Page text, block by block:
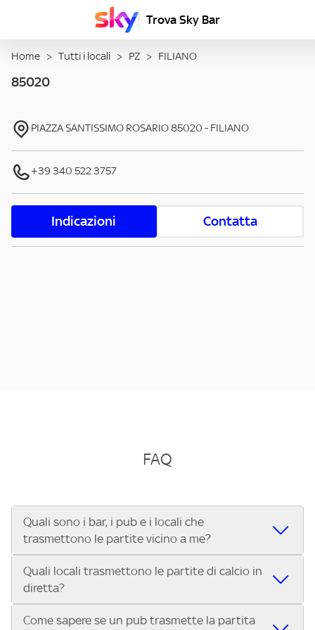
Trova Sky Bar
Home > Tutti i locali > PZ > FILIANO
85020
PIAZZA SANTISSIMO ROSARIO85020 - FILIANO
+39 340 522 3757
Indicazioni Contatta
FAQ
Quali sono i bar, i pub e i locali che
trasmettono le partite vicino a me?
Se cerchi un bar, pub, ristorante o locale vicino a te per
vedere le partite di Serie A ENILIVE, la Serie C Sky Wifi, la
UEFA Champions League, la UEFA Europa League, la UEFA
Conference League, il Tennis, la Formula 1®, la MotoGP™ e
Quali locali trasmettono le partite di calcio in
diretta?
Vuoi sapere quali bar, pub o ristoranti mostrano le partite
Come sapere se un pub trasmette la partita